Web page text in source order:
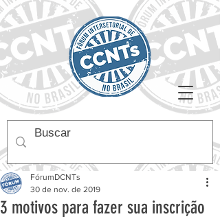
3 motivos para fazer sua inscrição
FórumDCNTs
30 de nov. de 2019